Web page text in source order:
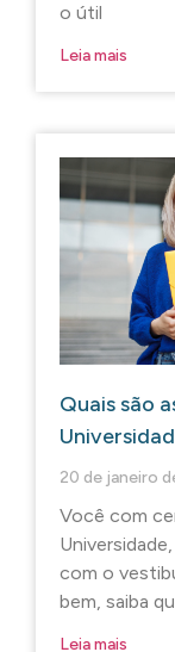
o útil
Leia mais
Quais são
20 de janeiro
Você com
com o
bem, saiba
Leia mais